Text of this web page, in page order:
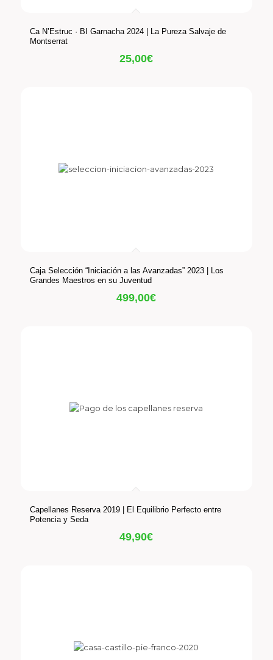
Ca N’Estruc · BI Garnacha 2024 | La Pureza Salvaje de
Montserrat
25,00€
Caja Selección “Iniciación a las Avanzadas” 2023 | Los
Grandes Maestros en su Juventud
499,00€
Capellanes Reserva 2019 | El Equilibrio Perfecto entre
Potencia y Seda
49,90€